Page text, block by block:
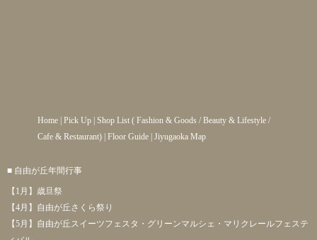
Home| Pick Up| Shop List( Fashion & Goods / Beauty & Lifestyle/
Cafe & Restaurant) | Floor Guide| Jiyugaoka Map
■ 自由が丘年間行事
【1月】歳旦祭
【4月】自由が丘さくら祭り
【5月】自由が丘スイーツフェスタ・グリーンマルシェ・マリクレールフェステ